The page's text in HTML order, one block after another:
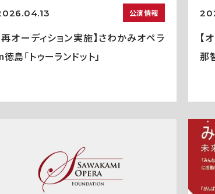
公演情報
再オーディション実施】さわかみオペラ
徳島「トゥーランドット」
【
那